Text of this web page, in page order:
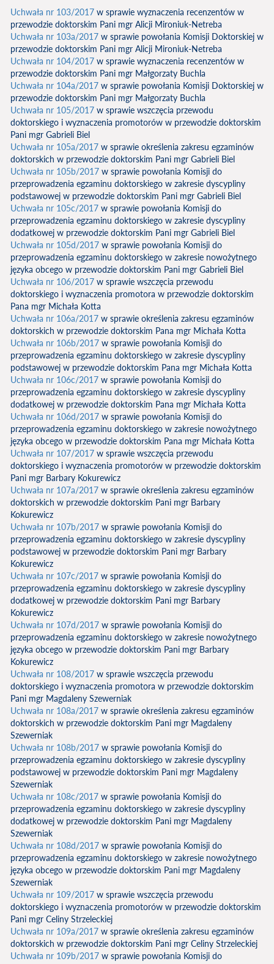
Uchwała nr 103/2017 w sprawie wyznaczenia recenzentów w
przewodzie doktorskim Pani mgr Alicji Mironiuk-Netreba
Uchwała nr 103a/2017 w sprawie powołania Komisji Doktorskiej w
przewodzie doktorskim Pani mgr Alicji Mironiuk-Netreba
Uchwała nr 104/2017 w sprawie wyznaczenia recenzentów w
przewodzie doktorskim Pani mgr Małgorzaty Buchla
Uchwała nr 104a/2017 w sprawie powołania Komisji Doktorskiej w
przewodzie doktorskim Pani mgr Małgorzaty Buchla
Uchwała nr 105/2017 w sprawie wszczęcia przewodu
doktorskiego i wyznaczenia promotorów w przewodzie doktorskim
Pani mgr Gabrieli Biel
Uchwała nr 105a/2017 w sprawie określenia zakresu egzaminów
doktorskich w przewodzie doktorskim Pani mgr Gabrieli Biel
Uchwała nr 105b/2017 w sprawie powołania Komisji do
przeprowadzenia egzaminu doktorskiego w zakresie dyscypliny
podstawowej w przewodzie doktorskim Pani mgr Gabrieli Biel
Uchwała nr 105c/2017 w sprawie powołania Komisji do
przeprowadzenia egzaminu doktorskiego w zakresie dyscypliny
dodatkowej w przewodzie doktorskim Pani mgr Gabrieli Biel
Uchwała nr 105d/2017 w sprawie powołania Komisji do
przeprowadzenia egzaminu doktorskiego w zakresie nowożytnego
języka obcego w przewodzie doktorskim Pani mgr Gabrieli Biel
Uchwała nr 106/2017 w sprawie wszczęcia przewodu
doktorskiego i wyznaczenia promotora w przewodzie doktorskim
Pana mgr Michała Kotta
Uchwała nr 106a/2017 w sprawie określenia zakresu egzaminów
doktorskich w przewodzie doktorskim Pana mgr Michała Kotta
Uchwała nr 106b/2017 w sprawie powołania Komisji do
przeprowadzenia egzaminu doktorskiego w zakresie dyscypliny
podstawowej w przewodzie doktorskim Pana mgr Michała Kotta
Uchwała nr 106c/2017 w sprawie powołania Komisji do
przeprowadzenia egzaminu doktorskiego w zakresie dyscypliny
dodatkowej w przewodzie doktorskim Pana mgr Michała Kotta
Uchwała nr 106d/2017 w sprawie powołania Komisji do
przeprowadzenia egzaminu doktorskiego w zakresie nowożytnego
języka obcego w przewodzie doktorskim Pana mgr Michała Kotta
Uchwała nr 107/2017 w sprawie wszczęcia przewodu
doktorskiego i wyznaczenia promotorów w przewodzie doktorskim
Pani mgr Barbary Kokurewicz
Uchwała nr 107a/2017 w sprawie określenia zakresu egzaminów
doktorskich w przewodzie doktorskim Pani mgr Barbary
Kokurewicz
Uchwała nr 107b/2017 w sprawie powołania Komisji do
przeprowadzenia egzaminu doktorskiego w zakresie dyscypliny
podstawowej w przewodzie doktorskim Pani mgr Barbary
Kokurewicz
Uchwała nr 107c/2017 w sprawie powołania Komisji do
przeprowadzenia egzaminu doktorskiego w zakresie dyscypliny
dodatkowej w przewodzie doktorskim Pani mgr Barbary
Kokurewicz
Uchwała nr 107d/2017 w sprawie powołania Komisji do
przeprowadzenia egzaminu doktorskiego w zakresie nowożytnego
języka obcego w przewodzie doktorskim Pani mgr Barbary
Kokurewicz
Uchwała nr 108/2017 w sprawie wszczęcia przewodu
doktorskiego i wyznaczenia promotora w przewodzie doktorskim
Pani mgr Magdaleny Szewerniak
Uchwała nr 108a/2017 w sprawie określenia zakresu egzaminów
doktorskich w przewodzie doktorskim Pani mgr Magdaleny
Szewerniak
Uchwała nr 108b/2017 w sprawie powołania Komisji do
przeprowadzenia egzaminu doktorskiego w zakresie dyscypliny
podstawowej w przewodzie doktorskim Pani mgr Magdaleny
Szewerniak
Uchwała nr 108c/2017 w sprawie powołania Komisji do
przeprowadzenia egzaminu doktorskiego w zakresie dyscypliny
dodatkowej w przewodzie doktorskim Pani mgr Magdaleny
Szewerniak
Uchwała nr 108d/2017 w sprawie powołania Komisji do
przeprowadzenia egzaminu doktorskiego w zakresie nowożytnego
języka obcego w przewodzie doktorskim Pani mgr Magdaleny
Szewerniak
Uchwała nr 109/2017 w sprawie wszczęcia przewodu
doktorskiego i wyznaczenia promotorów w przewodzie doktorskim
Pani mgr Celiny Strzeleckiej
Uchwała nr 109a/2017 w sprawie określenia zakresu egzaminów
doktorskich w przewodzie doktorskim Pani mgr Celiny Strzeleckiej
Uchwała nr 109b/2017 w sprawie powołania Komisji do